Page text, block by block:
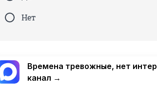
Нет
Времена тревожные, нет
канал →